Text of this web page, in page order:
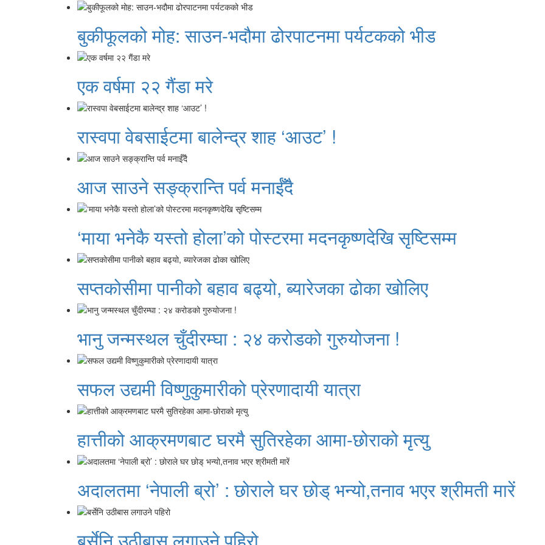
बुकीफूलको मोह: साउन-भदौमा ढोरपाटनमा पर्यटकको भीड
एक वर्षमा २२ गैंडा मरे
रास्वपा वेबसाईटमा बालेन्द्र शाह ‘आउट’ !
आज साउने सङ्क्रान्ति पर्व मनाईँदै
‘माया भनेकै यस्तो होला’को पोस्टरमा मदनकृष्णदेखि सृष्टिसम्म
सप्तकोसीमा पानीको बहाव बढ्यो, ब्यारेजका ढोका खोलिए
भानु जन्मस्थल चुँदीरम्घा : २४ करोडको गुरुयोजना !
सफल उद्यमी विष्णुकुमारीको प्रेरणादायी यात्रा
हात्तीको आक्रमणबाट घरमै सुतिरहेका आमा-छोराको मृत्यु
अदालतमा ‘नेपाली ब्रो’ : छोराले घर छोड् भन्यो,तनाव भएर श्रीमती मारें
बर्सेनि उठीबास लगाउने पहिरो